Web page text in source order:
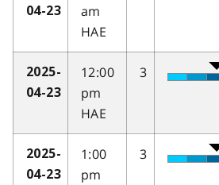
04-23
am
HAE
2025-
04-23
12:00
pm
HAE
3
2025-
04-23
1:00
pm
3